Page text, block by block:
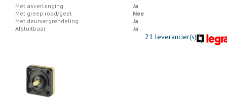
Met asverlenging
Ja
Met greep rood/geel
Nee
Met deurvergrendeling
Ja
Afsluitbaar
Ja
21 leverancier(s)